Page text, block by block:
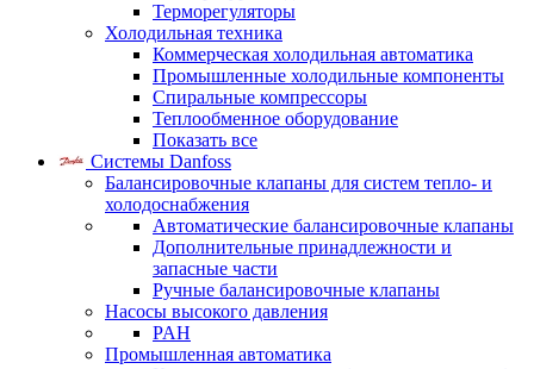
Терморегуляторы
Холодильная техника
Коммерческая холодильная автоматика
Промышленные холодильные компоненты
Спиральные компрессоры
Теплообменное оборудование
Показать все
Системы Danfoss
Балансировочные клапаны для систем тепло- и
холодоснабжения
Автоматические балансировочные клапаны
Дополнительные принадлежности и
запасные части
Ручные балансировочные клапаны
Насосы высокого давления
PAH
Промышленная автоматика